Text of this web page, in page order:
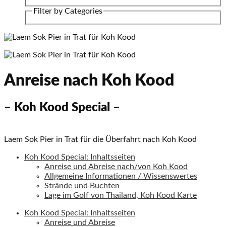
Filter by Categories
Anreise nach Koh Kood
– Koh Kood Special –
Laem Sok Pier in Trat für die Überfahrt nach Koh Kood
Koh Kood Special: Inhaltsseiten
Anreise und Abreise nach/von Koh Kood
Allgemeine Informationen / Wissenswertes
Strände und Buchten
Lage im Golf von Thailand, Koh Kood Karte
Koh Kood Special: Inhaltsseiten
Anreise und Abreise